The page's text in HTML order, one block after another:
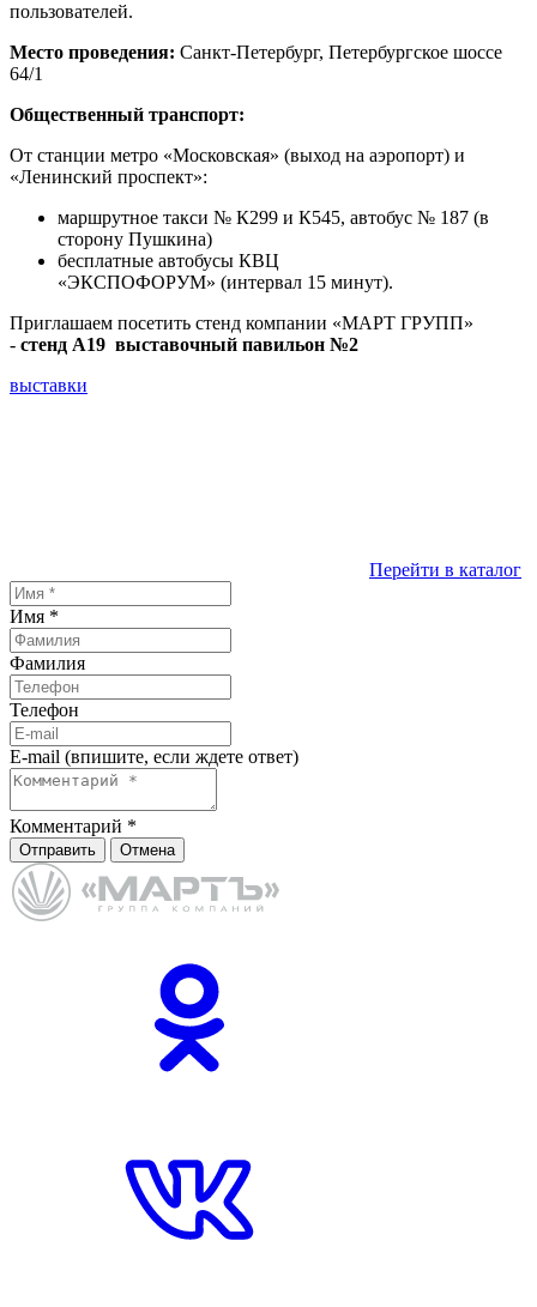
пользователей.
Место проведения: Санкт-Петербург, Петербургское шоссе
64/1
Общественный транспорт:
От станции метро «Московская» (выход на аэропорт) и
«Ленинский проспект»:
маршрутное такси № К299 и К545, автобус № 187 (в
сторону Пушкина)
бесплатные автобусы КВЦ
«ЭКСПОФОРУМ» (интервал 15 минут).
Приглашаем посетить стенд компании «МАРТ ГРУПП»
- стенд А19 выставочный павильон №2
выставки
Перейти в каталог
Имя *
Фамилия
Телефон
E-mail (впишите, если ждете ответ)
Комментарий *
Отправить Отмена